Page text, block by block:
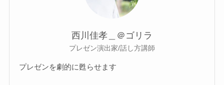
西川佳孝＿＠ゴリラ
プレゼン演出家/話し方講師
プレゼンを劇的に甦らせます